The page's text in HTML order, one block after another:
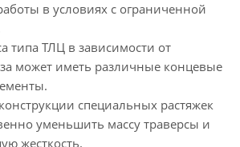
в условиях с ограниченной
типа ТЛЦ в зависимости от
может иметь различные концевые
специальных растяжек
уменьшить массу траверсы и
жесткость.